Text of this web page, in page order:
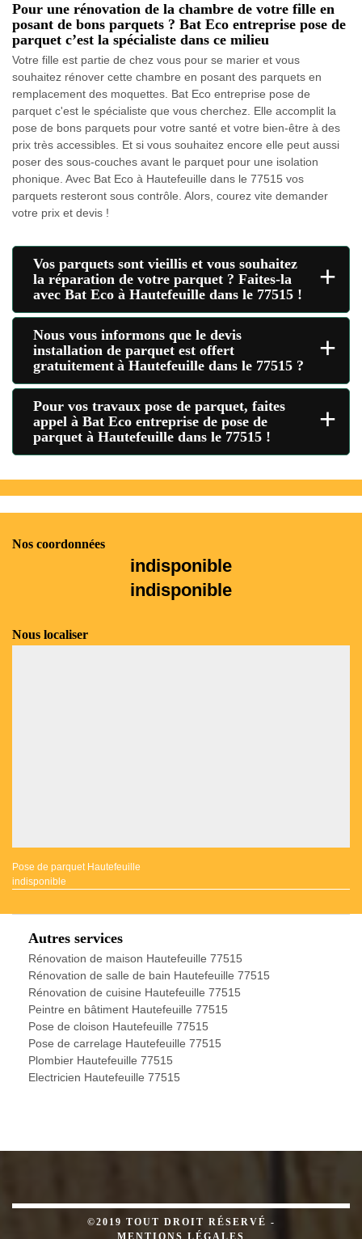
Pour une rénovation de la chambre de votre fille en
posant de bons parquets ? Bat Eco entreprise pose de
parquet c’est la spécialiste dans ce milieu
Votre fille est partie de chez vous pour se marier et vous
souhaitez rénover cette chambre en posant des parquets en
remplacement des moquettes. Bat Eco entreprise pose de
parquet c'est le spécialiste que vous cherchez. Elle accomplit la
pose de bons parquets pour votre santé et votre bien-être à des
prix très accessibles. Et si vous souhaitez encore elle peut aussi
poser des sous-couches avant le parquet pour une isolation
phonique. Avec Bat Eco à Hautefeuille dans le 77515 vos
parquets resteront sous contrôle. Alors, courez vite demander
votre prix et devis !
Vos parquets sont vieillis et vous souhaitez
la réparation de votre parquet ? Faites-la
avec Bat Eco à Hautefeuille dans le 77515 !
+
Nous vous informons que le devis
installation de parquet est offert
gratuitement à Hautefeuille dans le 77515 ?
+
Pour vos travaux pose de parquet, faites
appel à Bat Eco entreprise de pose de
parquet à Hautefeuille dans le 77515 !
+
Nos coordonnées
indisponible
indisponible
Nous localiser
Pose de parquet Hautefeuille
indisponible
Autres services
Rénovation de maison Hautefeuille 77515
Rénovation de salle de bain Hautefeuille 77515
Rénovation de cuisine Hautefeuille 77515
Peintre en bâtiment Hautefeuille 77515
Pose de cloison Hautefeuille 77515
Pose de carrelage Hautefeuille 77515
Plombier Hautefeuille 77515
Electricien Hautefeuille 77515
©2019 TOUT DROIT RÉSERVÉ -